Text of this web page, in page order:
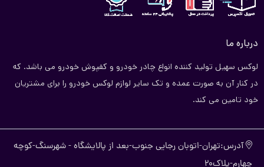
تعداد دیگیری از آن به دلیل ویژگی خاص از قیمت بالاتری برخوردارند.
درباره ما
لوکس سهیل تولید کننده انواع چادر خودرو و کفپوش خودرو می باشد. که
در کنار آن به صورت عمده و تک سایر لوازم لوکس خودرو را برای مشتریان
خود تامین می کند.
آدرس:تهران-اتوبان رجایی جنوب-بعد از پالایشگاه - شهرسنگ-کوچه